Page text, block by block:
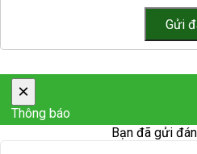
×
Thông báo
Bạn đã gửi